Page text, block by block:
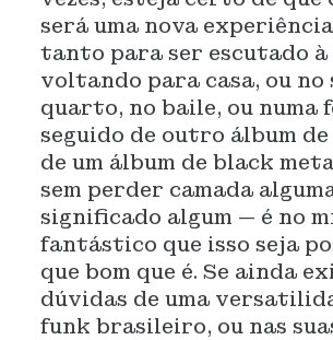
será uma nova
tanto para ser escutado
voltando para casa, ou no
quarto, no baile, ou numa
seguido de outro álbum
de um álbum de black
sem perder camada
significado algum — é no
fantástico que isso seja
que bom que é. Se ainda
dúvidas de uma
funk brasileiro, ou nas